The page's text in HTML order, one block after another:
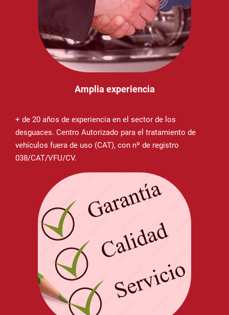
Amplia experiencia
+ de 20 años de experiencia en el sector de los
desguaces. Centro Autorizado para el tratamiento de
vehículos fuera de uso (CAT), con nº de registro
038/CAT/VFU/CV.